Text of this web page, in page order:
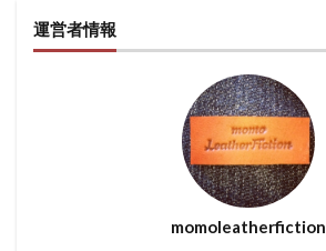
運営者情報
momoleatherfiction